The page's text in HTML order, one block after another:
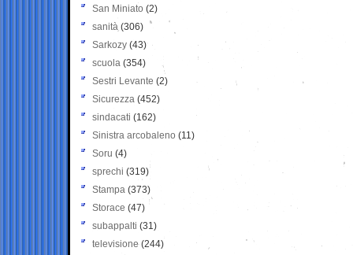
San Miniato (2)
sanità (306)
Sarkozy (43)
scuola (354)
Sestri Levante (2)
Sicurezza (452)
sindacati (162)
Sinistra arcobaleno (11)
Soru (4)
sprechi (319)
Stampa (373)
Storace (47)
subappalti (31)
televisione(244)